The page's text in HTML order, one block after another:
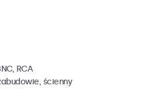
RCA
ścienny